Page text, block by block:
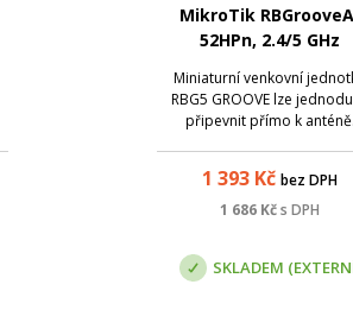
MikroTik
52HPn, 2.4/5 GHz
Miniaturní venkovní
RBG5 GROOVE lze
připevnit přímo k anténě.
integrovanému ukazateli
signálu lze přímo na místě
1 393 Kč bez DPH
1 686 Kčs DPH
SKLADEM